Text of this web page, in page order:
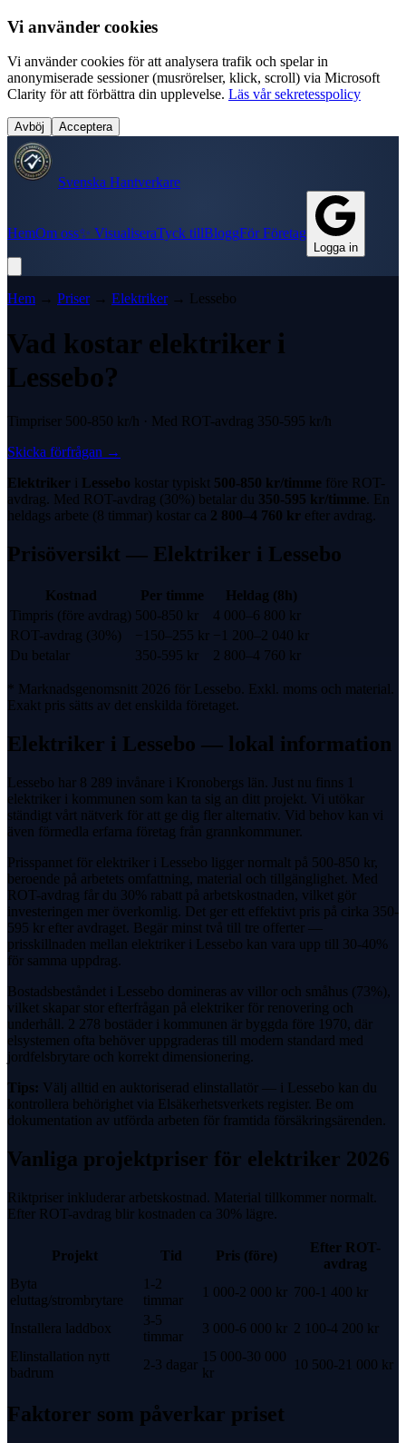
Vi använder cookies
Vi använder cookies för att analysera trafik och spelar in
anonymiserade sessioner (musrörelser, klick, scroll) via Microsoft
Clarity för att förbättra din upplevelse. Läs vår sekretesspolicy
Avböj Acceptera
Svenska Hantverkare
HemOm oss✨ VisualiseraTyck tillBloggFör Företag
Logga in
Hem → Priser→ Elektriker→ Lessebo
Vad kostar elektriker i
Lessebo?
Timpriser 500-850 kr/h · Med ROT-avdrag 350-595 kr/h
Skicka förfrågan →
Elektriker i Lessebo kostar typiskt 500-850 kr/timme före ROT-
avdrag. Med ROT-avdrag ( 30% ) betalar du 350-595 kr/timme. En
heldags arbete (8 timmar) kostar ca 2 800–4 760 kr efter avdrag.
Prisöversikt — Elektriker i Lessebo
Kostnad Per timme
Heldag (8h)
Timpris (före avdrag) 500-850 kr 4 000–6 800 kr
ROT-avdrag ( 30% ) − 150–255 kr − 1 200–2 040 kr
Du betalar
350-595 kr 2 800–4 760 kr
* Marknadsgenomsnitt 2026 för Lessebo. Exkl. moms och material.
Exakt pris sätts av det enskilda företaget.
Elektriker i Lessebo — lokal information
Lessebo har 8 289 invånare i Kronobergs län. Just nu finns 1
elektriker i kommunen som kan ta sig an ditt projekt. Vi utökar
ständigt vårt nätverk för att ge dig fler alternativ. Vid behov kan vi
även förmedla erfarna företag från grannkommuner.
Prisspannet för elektriker i Lessebo ligger normalt på 500-850 kr,
beroende på arbetets omfattning, material och tillgänglighet. Med
ROT-avdrag får du 30% rabatt på arbetskostnaden, vilket gör
investeringen mer överkomlig. Det ger ett effektivt pris på cirka 350-
595 kr efter avdraget. Begär minst två till tre offerter —
prisskillnaden mellan elektriker i Lessebo kan vara upp till 30-40%
för samma uppdrag.
Bostadsbeståndet i Lessebo domineras av villor och småhus (73%),
vilket skapar stor efterfrågan på elektriker för renovering och
underhåll. 2 278 bostäder i kommunen är byggda före 1970, där
elsystemen ofta behöver uppgraderas till modern standard med
jordfelsbrytare och korrekt dimensionering.
Tips: Välj alltid en auktoriserad elinstallatör — i Lessebo kan du
kontrollera behörighet via Elsäkerhetsverkets register. Be om
dokumentation av utförda arbeten för framtida försäkringsärenden.
Vanliga projektpriser för elektriker 2026
Riktpriser inkluderar arbetskostnad. Material tillkommer normalt.
Efter ROT-avdrag blir kostnaden ca 30% lägre.
Projekt Tid Pris (före)
Efter ROT-
avdrag
Byta
eluttag/strombrytare
1-2
timmar
1 000-2 000 kr 700-1 400 kr
Installera laddbox
3-5
timmar
3 000-6 000 kr 2 100-4 200 kr
Elinstallation nytt
badrum
2-3 dagar
15 000-30 000
kr
10 500-21 000 kr
Faktorer som påverkar priset